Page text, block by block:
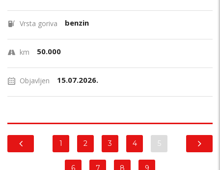
Vrsta goriva benzin
km 50.000
Objavljen 15.07.2026.
1 2 3 4 5
6 7 8 9